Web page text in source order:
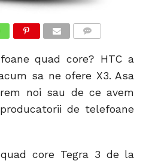
quad core? HTC a
sa ne ofere X3. Asa
noi sau de ce avem
de telefoane
core Tegra 3 de la